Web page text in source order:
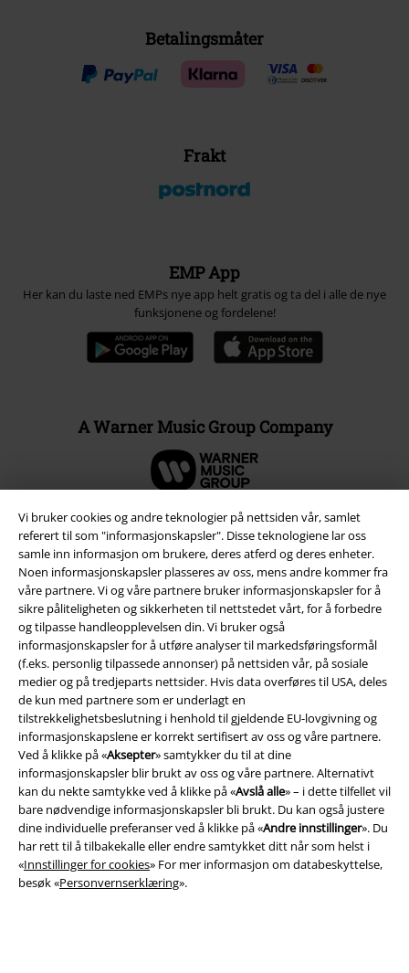
Vi bruker cookies og andre teknologier på nettsiden vår, samlet
referert til som "informasjonskapsler". Disse teknologiene lar oss
samle inn informasjon om brukere, deres atferd og deres enheter.
Noen informasjonskapsler plasseres av oss, mens andre kommer fra
våre partnere. Vi og våre partnere bruker informasjonskapsler for å
sikre påliteligheten og sikkerheten til nettstedet vårt, for å forbedre
og tilpasse handleopplevelsen din. Vi bruker også
informasjonskapsler for å utføre analyser til markedsføringsformål
(f.eks. personlig tilpassede annonser) på nettsiden vår, på sosiale
medier og på tredjeparts nettsider. Hvis data overføres til USA, deles
de kun med partnere som er underlagt en
tilstrekkelighetsbeslutning i henhold til gjeldende EU-lovgivning og
informasjonskapslene er korrekt sertifisert av oss og våre partnere.
Ved å klikke på «Aksepter» samtykker du til at dine
informasjonskapsler blir brukt av oss og våre partnere. Alternativt
kan du nekte samtykke ved å klikke på «Avslå alle» – i dette tilfellet vil
bare nødvendige informasjonskapsler bli brukt. Du kan også justere
dine individuelle preferanser ved å klikke på «Andre innstillinger». Du
har rett til å tilbakekalle eller endre samtykket ditt når som helst i
«Innstillinger for cookies» For mer informasjon om databeskyttelse,
besøk «Personvernserklæring».
Betalingsmåter
Frakt
EMP App
Her kan du laste ned EMPs nye app helt gratis og ta del i alle de nye
funksjonene og fordelene!
A Warner Music Group Company
Juridisk informasjon/Vilkår
Vilkår
Impressum
Konfidensialitetserklæring
Avfallshåndtering og miljøbeskyttelse
Samsvarserklæring